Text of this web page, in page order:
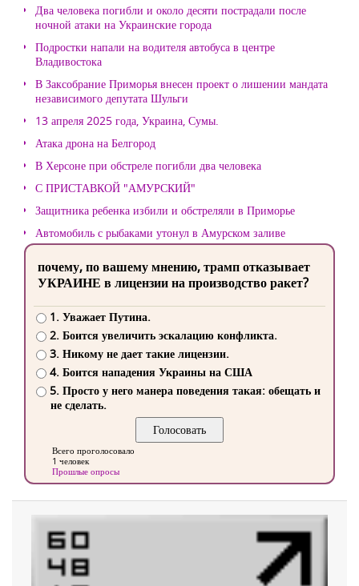
Два человека погибли и около десяти пострадали после
ночной атаки на Украинские города
Подростки напали на водителя автобуса в центре
Владивостока
В Заксобрание Приморья внесен проект о лишении мандата
независимого депутата Шульги
13 апреля 2025 года, Украина, Сумы.
Атака дрона на Белгород
В Херсоне при обстреле погибли два человека
С ПРИСТАВКОЙ "АМУРСКИЙ"
Защитника ребенка избили и обстреляли в Приморье
Автомобиль с рыбаками утонул в Амурском заливе
почему, по вашему мнению, трамп отказывает
УКРАИНЕ в лицензии на производство ракет?
1. Уважает Путина.
2. Боится увеличить эскалацию конфликта.
3. Никому не дает такие лицензии.
4. Боится нападения Украины на США
5. Просто у него манера поведения такая: обещать и
не сделать.
Всего проголосовало
1 человек
Прошлые опросы